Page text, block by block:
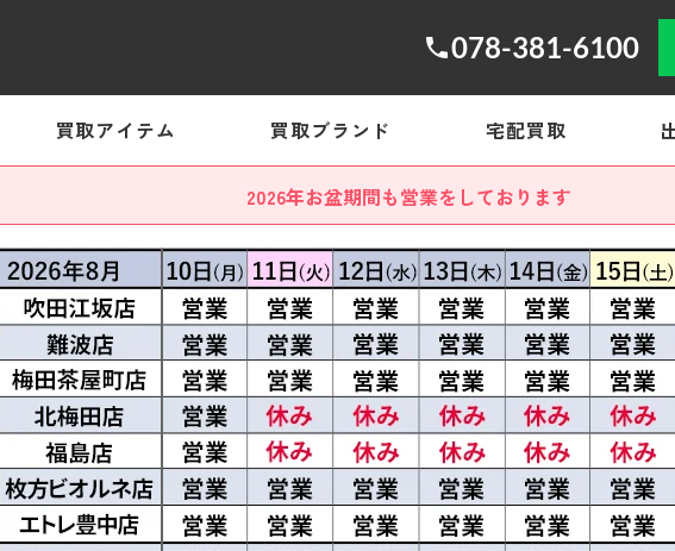
078-381-6100
買取アイテム 買取ブランド 宅配買取
2026年お盆期間も営業をしております